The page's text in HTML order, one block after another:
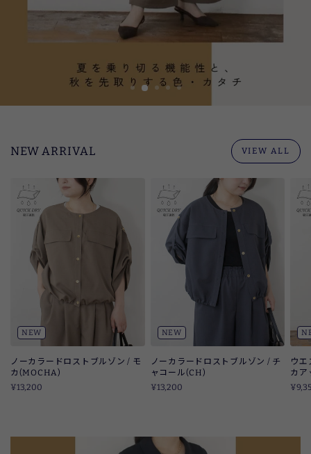
ラ
イ
ン
ス
NEW ARRIVAL VIEW ALL
NEW
ノーカラードロストブルゾン / モ
カ(MOCHA)
¥13,200
NEW
ノーカラードロストブルゾン / チ
ャコール(CH)
¥13,200
ウエ
カア